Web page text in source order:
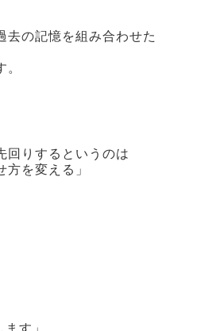
去の記憶を組み合わせた
回りするというのは
方を変える」
す」